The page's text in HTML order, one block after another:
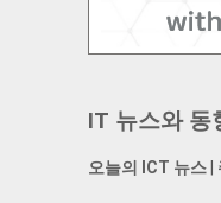
IT 뉴스와 동
오늘의 ICT 뉴스|